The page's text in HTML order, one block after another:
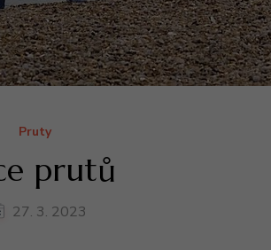
Pruty
prutů
27. 3. 2023